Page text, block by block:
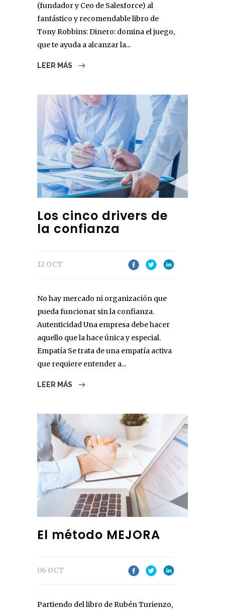
(fundador y Ceo de Salesforce) al
fantástico y recomendable libro de
Tony Robbins: Dinero: domina el juego,
que te ayuda a alcanzar la...
LEER MÁS
Los cinco drivers de
la confianza
12 OCT
No hay mercado ni organización que
pueda funcionar sin la confianza.
Autenticidad Una empresa debe hacer
aquello que la hace única y especial.
Empatía Se trata de una empatía activa
que requiere entender a...
LEER MÁS
El método MEJORA
06 OCT
Partiendo del libro de Rubén Turienzo,